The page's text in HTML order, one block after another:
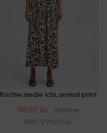
Rochie medie Ichi, animal print
98.00 lei 179.00 lei
RRP: 299.00 lei